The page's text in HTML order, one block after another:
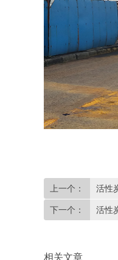
上一个： 活性
下一个： 活性
相关文章